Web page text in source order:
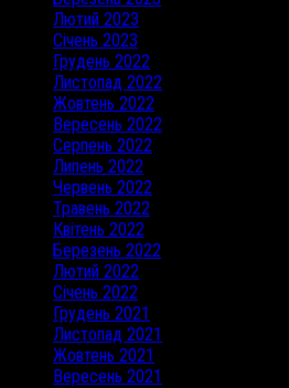
Лютий 2023
Січень 2023
Грудень 2022
Листопад 2022
Жовтень 2022
Вересень 2022
Серпень 2022
Липень 2022
Червень 2022
Травень 2022
Квітень 2022
Березень 2022
Лютий 2022
Січень 2022
Грудень 2021
Листопад 2021
Жовтень 2021
Вересень 2021